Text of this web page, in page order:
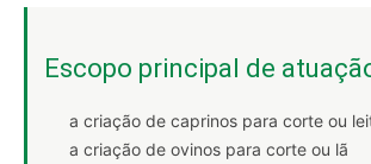
Escopo principal de
a criação de caprinos para corte ou
a criação de ovinos para corte ou lã